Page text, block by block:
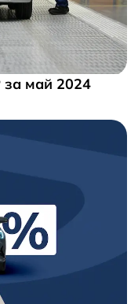
за май 2024